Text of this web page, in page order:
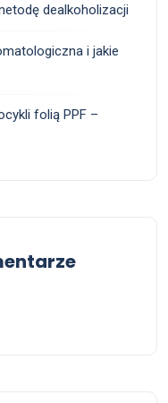
dealkoholizacji
i jakie
folią PPF –